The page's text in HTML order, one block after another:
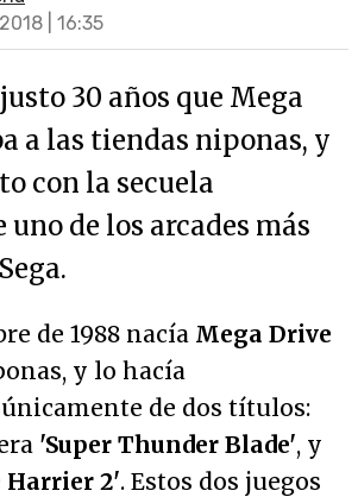
| 16:35
30 años que Mega
a las tiendas niponas, y
con la secuela
uno de los arcades más
de 1988 nacía Mega Drive
y lo hacía
de dos títulos:
'Super Thunder Blade', y
Harrier 2'. Estos dos juegos